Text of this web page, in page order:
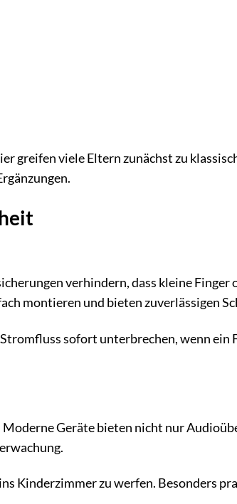
greifen viele Eltern zunächst zu
verhindern, dass kleine Finger
montieren und bieten zuverlässigen
sofort unterbrechen, wenn ein
Geräte bieten nicht nur
Kinderzimmer zu werfen. Besonders